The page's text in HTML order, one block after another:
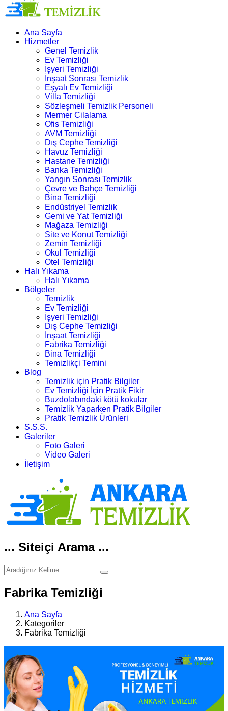
Ana Sayfa
Hizmetler
Genel Temizlik
Ev Temizliği
İşyeri Temizliği
İnşaat Sonrası Temizlik
Eşyalı Ev Temizliği
Villa Temizliği
Sözleşmeli Temizlik Personeli
Mermer Cilalama
Ofis Temizliği
AVM Temizliği
Dış Cephe Temizliği
Havuz Temizliği
Hastane Temizliği
Banka Temizliği
Yangın Sonrası Temizlik
Çevre ve Bahçe Temizliği
Bina Temizliği
Endüstriyel Temizlik
Gemi ve Yat Temizliği
Mağaza Temizliği
Site ve Konut Temizliği
Zemin Temizliği
Okul Temizliği
Otel Temizliği
Halı Yıkama
Halı Yıkama
Bölgeler
Temizlik
Ev Temizliği
İşyeri Temizliği
Dış Cephe Temizliği
İnşaat Temizliği
Fabrika Temizliği
Bina Temizliği
Temizlikçi Temini
Blog
Temizlik için Pratik Bilgiler
Ev Temizliği İçin Pratik Fikir
Buzdolabındaki kötü kokular
Temizlik Yaparken Pratik Bilgiler
Pratik Temizlik Ürünleri
S.S.S.
Galeriler
Foto Galeri
Video Galeri
İletişim
... Siteiçi Arama ...
Fabrika Temizliği
Ana Sayfa
Kategoriler
Fabrika Temizliği